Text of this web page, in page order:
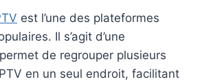
est l’une des plateformes
Il s’agit d’une
de regrouper plusieurs
en un seul endroit, facilitant